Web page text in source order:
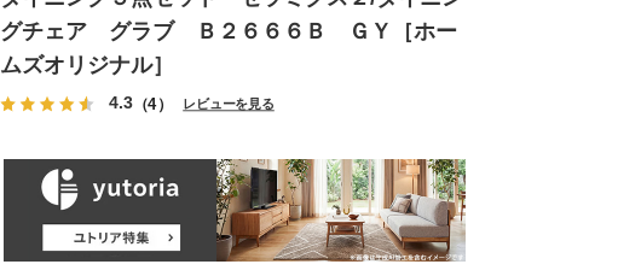
グチェア グラブ Ｂ２６６６Ｂ ＧＹ［ホー
ムズオリジナル］
4.3（4） レビューを見る